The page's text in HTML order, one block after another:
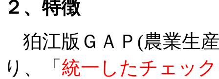
２、特徴
狛江版ＧＡＰ(農業生
り、「 統一したチェッ